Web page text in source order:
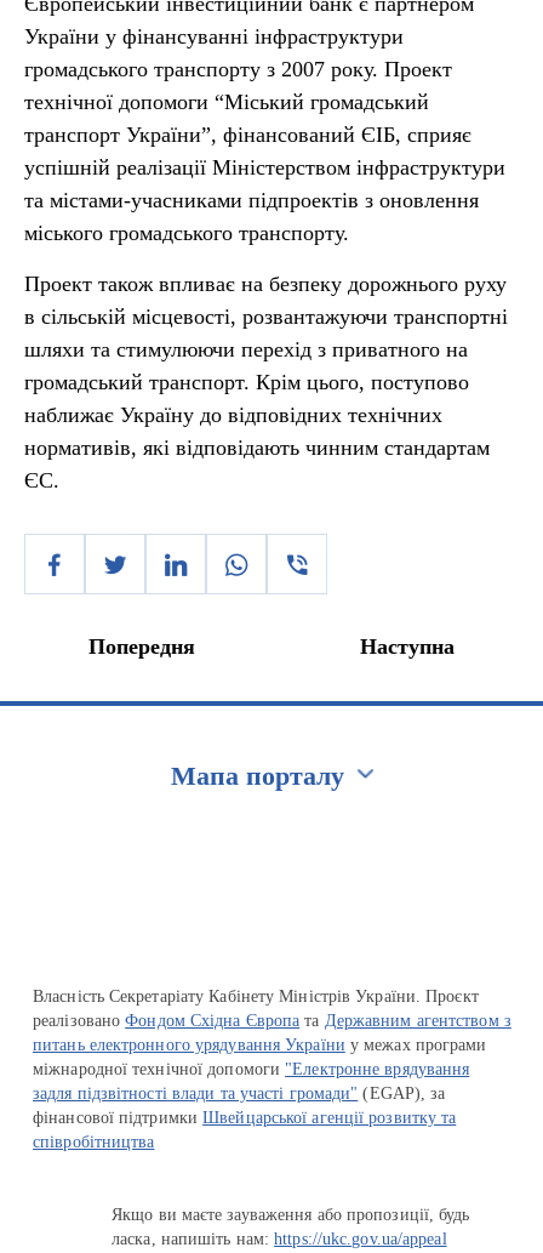
України у фінансуванні інфраструктури
громадського транспорту з 2007 року. Проект
технічної допомоги “Міський громадський
транспорт України”, фінансований ЄІБ, сприяє
успішній реалізації Міністерством інфраструктури
та містами-учасниками підпроектів з оновлення
міського громадського транспорту.
Проект також впливає на безпеку дорожнього руху
в сільській місцевості, розвантажуючи транспортні
шляхи та стимулюючи перехід з приватного на
громадський транспорт. Крім цього, поступово
наближає Україну до відповідних технічних
нормативів, які відповідають чинним стандартам
ЄС.
Попередня Наступна
Мапа порталу
Власність Секретаріату Кабінету Міністрів України. Проєкт
реалізованоФондом Східна Європа та Державним агентством з
питань електронного урядування України у межах програми
міжнародної технічної допомоги "Електронне врядування
задля підзвітності влади та участі громади" (EGAP), за
фінансової підтримкиШвейцарської агенції розвитку та
співробітництва
Якщо ви маєте зауваження або пропозиції, будь
ласка, напишіть нам:https://ukc.gov.ua/appeal